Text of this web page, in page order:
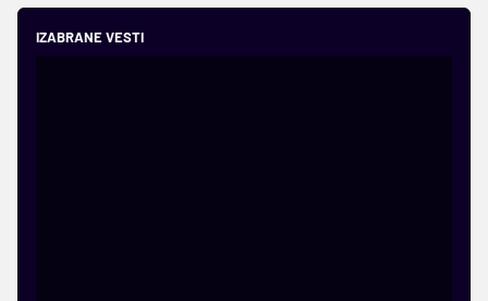
IZABRANE VESTI